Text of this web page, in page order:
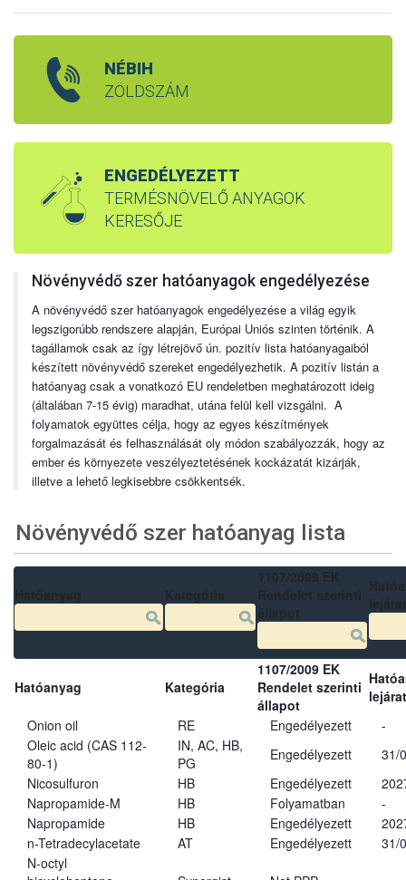
NÉBIH
ZÖLDSZÁM
ENGEDÉLYEZETT
TERMÉSNÖVELŐ ANYAGOK
KERESŐJE
Növényvédő szer hatóanyagok engedélyezése
A növényvédő szer hatóanyagok engedélyezése a világ egyik
legszigorúbb rendszere alapján, Európai Uniós szinten történik. A
tagállamok csak az így létrejövő ún. pozitív lista hatóanyagaiból
készített növényvédő szereket engedélyezhetik. A pozitív listán a
hatóanyag csak a vonatkozó EU rendeletben meghatározott ideig
(általában 7-15 évig) maradhat, utána felül kell vizsgálni. A
folyamatok együttes célja, hogy az egyes készítmények
forgalmazását és felhasználását oly módon szabályozzák, hogy az
ember és környezete veszélyeztetésének kockázatát kizárják,
illetve a lehető legkisebbre csökkentsék.
Növényvédő szer hatóanyag lista
Hatóanyag Kategória
1107/2009 EK
Rendelet szerinti
állapot
Onion oil
RE Engedélyezett
-
Oleic acid (CAS 112-
80-1)
IN, AC, HB,
PG
Engedélyezett
31/
Nicosulfuron
HB Engedélyezett
Napropamide-M
HB Folyamatban
-
Napropamide
HB Engedélyezett
n-Tetradecylacetate
AT Engedélyezett
31/
N-octyl